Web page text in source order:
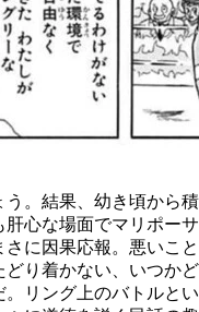
う。結果、幼き頃から
心な場面でマリポー
に因果応報。悪いこ
り着かない、いつか
。リング上のバトルと